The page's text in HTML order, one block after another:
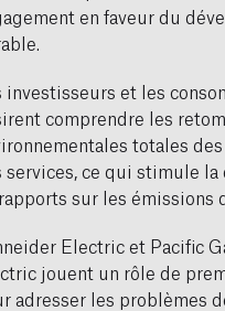
en faveur du
investisseurs et les
comprendre les
totales
services, ce qui stimule la
sur les émissions
Electric et Pacific
jouent un rôle de
adresser les problèmes